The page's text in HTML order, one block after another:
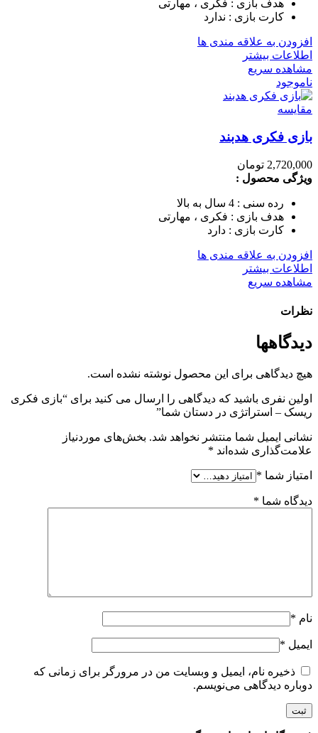
هدف بازی : فکری ، مهارتی
کارت بازی : ندارد
افزودن به علاقه مندی ها
اطلاعات بیشتر
مشاهده سریع
ناموجود
مقایسه
بازی فکری هدبند
2,720,000 تومان
ویژگی محصول :
رده سنی : 4 سال به بالا
هدف بازی : فکری ، مهارتی
کارت بازی : دارد
افزودن به علاقه مندی ها
اطلاعات بیشتر
مشاهده سریع
نظرات
دیدگاهها
هیچ دیدگاهی برای این محصول نوشته نشده است.
اولین نفری باشید که دیدگاهی را ارسال می کنید برای “بازی فکری
ریسک – استراتژی در دستان شما”
نشانی ایمیل شما منتشر نخواهد شد. بخش‌های موردنیاز
علامت‌گذاری شده‌اند *
امتیاز شما *
دیدگاه شما *
نام *
ایمیل *
ذخیره نام، ایمیل و وبسایت من در مرورگر برای زمانی که
دوباره دیدگاهی می‌نویسم.